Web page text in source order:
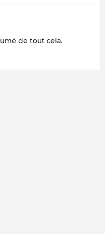
de tout cela.